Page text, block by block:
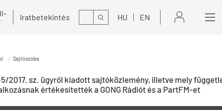
Iratbetekintés Kereső HU EN
Sajtószoba
2017. sz. ügyről kiadott sajtóközlemény, illetve mely
értékesítették a GONG Rádiót és a PartFM-et